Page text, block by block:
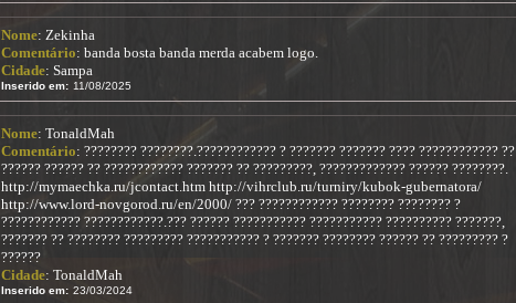
Nome: Zekinha
Comentário: banda bosta banda merda acabem logo.
Cidade: Sampa
Inserido em: 11/08/2025
Nome: TonaldMah
Comentário: ???????? ????????.???????????? ? ??????? ??????? ???? ???????????? ??
?????? ?????? ?? ???????????? ??????? ?? ?????????, ????????????? ?????? ????????.
http://mymaechka.ru/jcontact.htm http://vihrclub.ru/turniry/kubok-gubernatora/
http://www.lord-novgorod.ru/en/2000/ ??? ???????????? ???????? ???????? ?
???????????? ????????????.??? ?????? ??????????? ??????????? ?????????? ???????,
??????? ?? ???????? ????????? ??????????? ? ??????? ???????? ?????? ?? ????????? ?
??????
Cidade: TonaldMah
Inserido em: 23/03/2024